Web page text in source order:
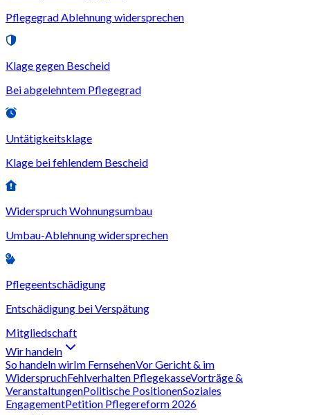
Pflegegrad Ablehnung widersprechen
Klage gegen Bescheid
Bei abgelehntem Pflegegrad
Untätigkeitsklage
Klage bei fehlendem Bescheid
Widerspruch Wohnungsumbau
Umbau-Ablehnung widersprechen
Pflegeentschädigung
Entschädigung bei Verspätung
Mitgliedschaft
Wir handeln
So handeln wirIm FernsehenVor Gericht & im
WiderspruchFehlverhalten PflegekasseVorträge &
VeranstaltungenPolitische PositionenSoziales
EngagementPetition Pflegereform 2026